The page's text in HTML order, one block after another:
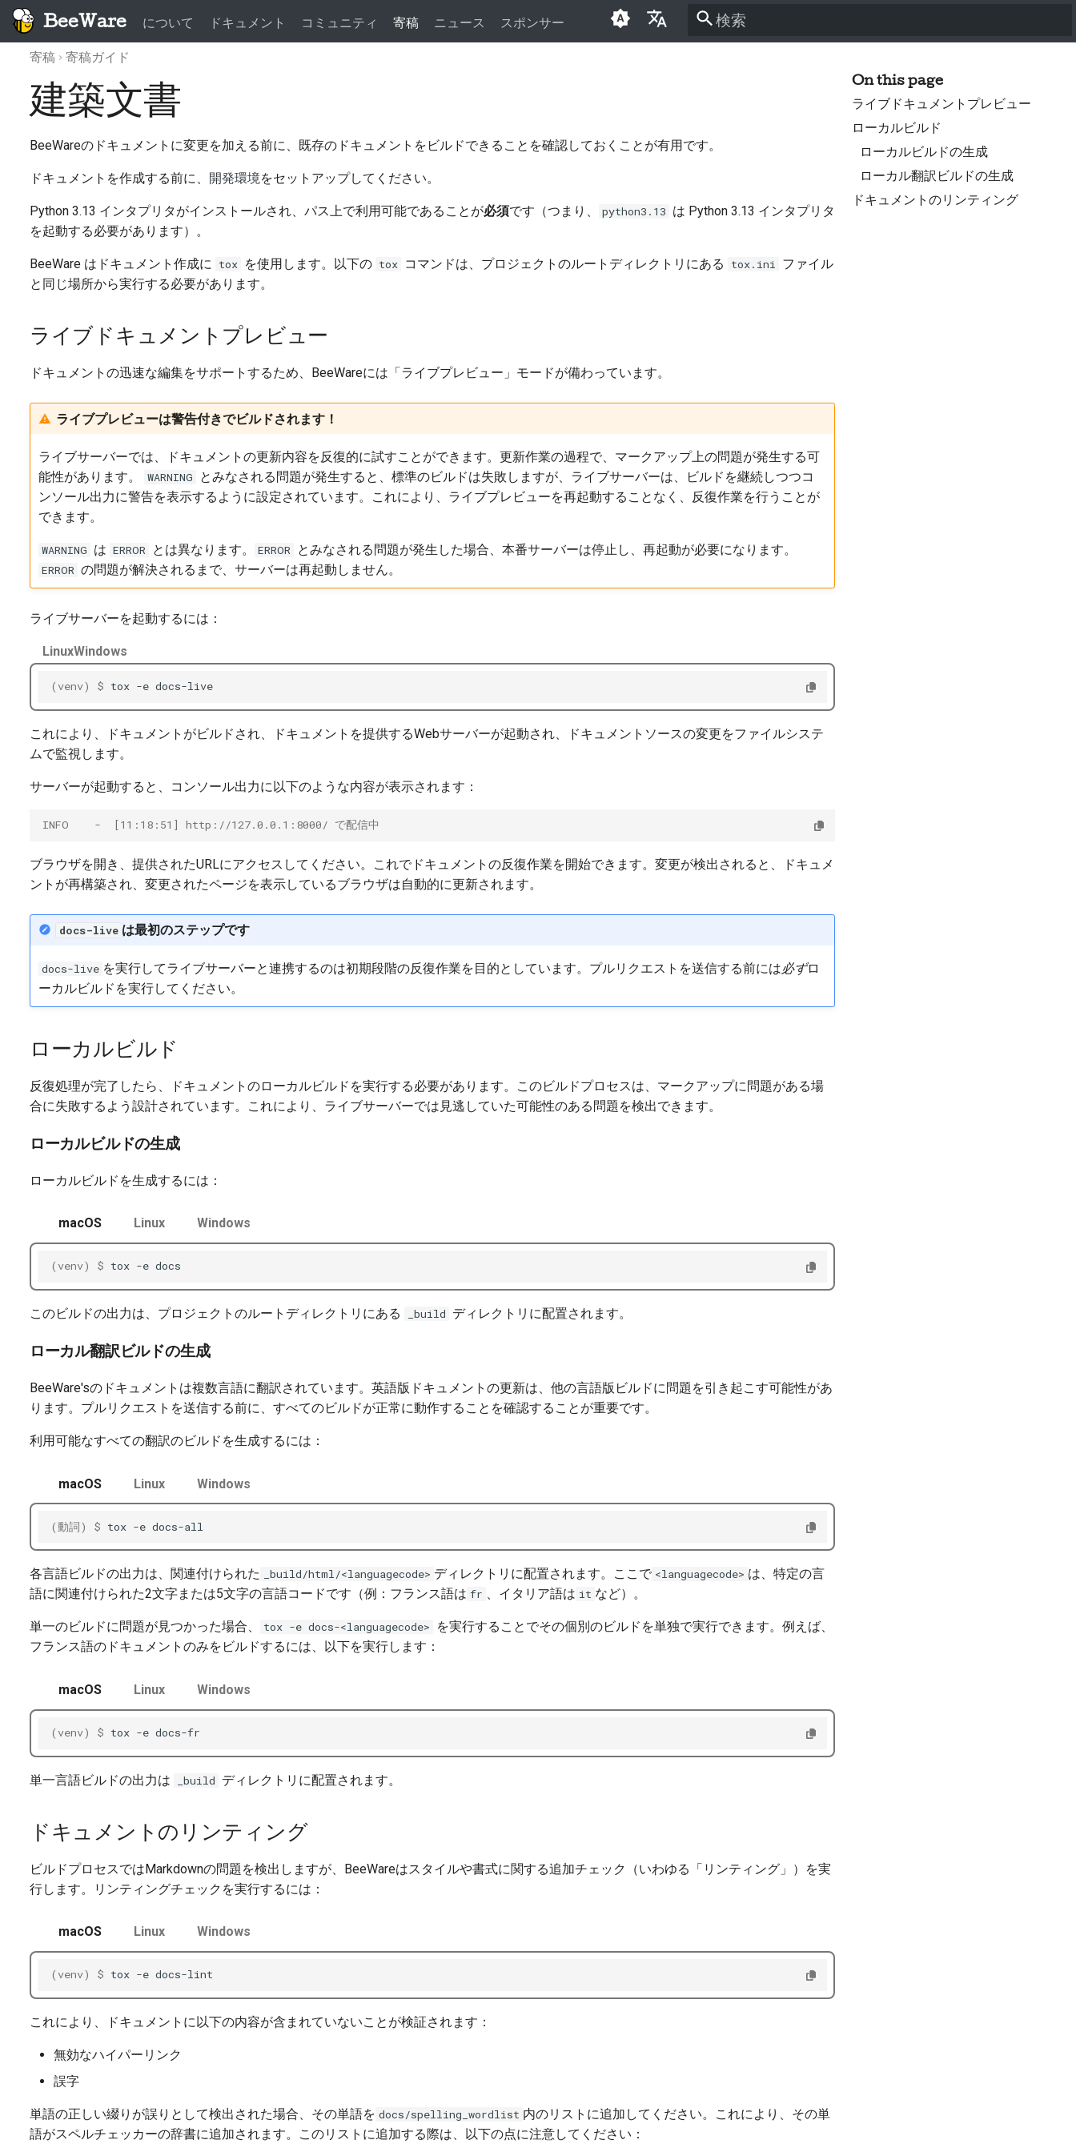
BeeWare について ドキュメント コミュニティ 寄稿 ニュース スポンサー
Español
한국어
Русский
Türkçe
On this page
ライブドキュメントプレビュー
ローカルビルド
ローカルビルドの生成
ローカル翻訳ビルドの生成
ドキュメントのリンティング
寄稿 寄稿ガイド
建築文書
BeeWareのドキュメントに変更を加える前に、既存のドキュメントをビルドできることを確認しておくことが有用です。
ドキュメントを作成する前に、 開発環境をセットアップしてください。
Python 3.13 インタプリタがインストールされ、パス上で利用可能であることが必須です（つまり、 python3.13 は Python 3.13 インタプリタ
を起動する必要があります）。
BeeWare はドキュメント作成に tox を使用します。以下の tox コマンドは、プロジェクトのルートディレクトリにある tox.ini ファイル
と同じ場所から実行する必要があります。
ライブドキュメントプレビュー
ドキュメントの迅速な編集をサポートするため、BeeWareには「ライブプレビュー」モードが備わっています。
ライブプレビューは警告付きでビルドされます！
ライブサーバーでは、ドキュメントの更新内容を反復的に試すことができます。更新作業の過程で、マークアップ上の問題が発生する可
能性があります。
WARNING
とみなされる問題が発生すると、標準のビルドは失敗しますが、ライブサーバーは、ビルドを継続しつつコ
ンソール出力に警告を表示するように設定されています。これにより、ライブプレビューを再起動することなく、反復作業を行うことが
できます。
WARNING は ERROR とは異なります。 ERROR とみなされる問題が発生した場合、本番サーバーは停止し、再起動が必要になります。
ERROR の問題が解決されるまで、サーバーは再起動しません。
ライブサーバーを起動するには：
LinuxWindows
(venv) $ tox -e docs-live
これにより、ドキュメントがビルドされ、ドキュメントを提供するWebサーバーが起動され、ドキュメントソースの変更をファイルシステ
ムで監視します。
サーバーが起動すると、コンソール出力に以下のような内容が表示されます：
INFO    -  [11:18:51] http://127.0.0.1:8000/ で配信中
ブラウザを開き、提供されたURLにアクセスしてください。これでドキュメントの反復作業を開始できます。変更が検出されると、ドキュメ
ントが再構築され、変更されたページを表示しているブラウザは自動的に更新されます。
docs-live は最初のステップです
docs-live を実行してライブサーバーと連携するのは初期段階の反復作業を目的としています。プルリクエストを送信する前には必ずロ
ーカルビルドを実行してください。
ローカルビルド
反復処理が完了したら、ドキュメントのローカルビルドを実行する必要があります。このビルドプロセスは、マークアップに問題がある場
合に失敗するよう設計されています。これにより、ライブサーバーでは見逃していた可能性のある問題を検出できます。
ローカルビルドの生成
ローカルビルドを生成するには：
macOS Linux Windows
(venv) $ tox -e
このビルドの出力は、プロジェクトのルートディレクトリにある _build ディレクトリに配置されます。
ローカル翻訳ビルドの生成
BeeWare'sのドキュメントは複数言語に翻訳されています。英語版ドキュメントの更新は、他の言語版ビルドに問題を引き起こす可能性があ
ります。プルリクエストを送信する前に、すべてのビルドが正常に動作することを確認することが重要です。
利用可能なすべての翻訳のビルドを生成するには：
macOS Linux Windows
(動詞) $ tox -e
各言語ビルドの出力は、関連付けられた _build/html/<languagecode> ディレクトリに配置されます。ここで <languagecode> は、特定の言
語に関連付けられた2文字または5文字の言語コードです（例：フランス語は fr 、イタリア語は it など）。
単一のビルドに問題が見つかった場合、 tox -e docs-<languagecode>
を実行することでその個別のビルドを単独で実行できます。例えば、
フランス語のドキュメントのみをビルドするには、以下を実行します：
macOS Linux Windows
(venv) $ tox -e
単一言語ビルドの出力は _build ディレクトリに配置されます。
ドキュメントのリンティング
ビルドプロセスではMarkdownの問題を検出しますが、BeeWareはスタイルや書式に関する追加チェック（いわゆる「リンティング」）を実
行します。リンティングチェックを実行するには：
macOS Linux Windows
(venv) $ tox -e
これにより、ドキュメントに以下の内容が含まれていないことが検証されます：
無効なハイパーリンク
誤字
単語の正しい綴りが誤りとして検出された場合、その単語を docs/spelling_wordlist 内のリストに追加してください。これにより、その単
語がスペルチェッカーの辞書に追加されます。このリストに追加する際は、以下の点に注意してください：